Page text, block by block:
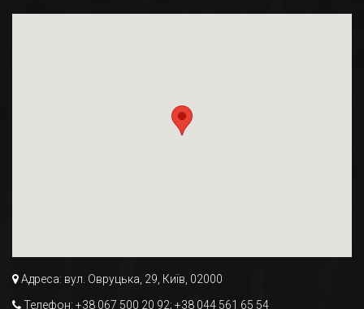
Адреса: вул. Овруцька, 29, Київ, 02000
Телефон: +38 067 500 20 92; +38 044 561 65 54